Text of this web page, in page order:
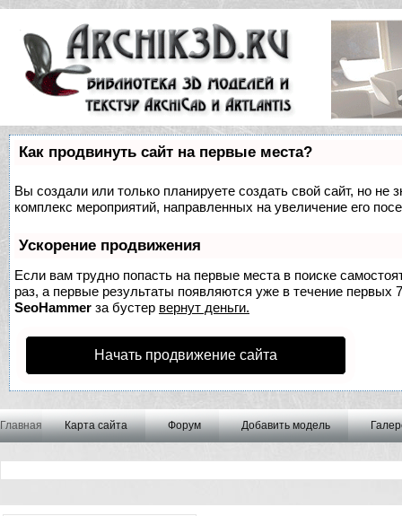
Как продвинуть сайт на первые места?
Вы создали или только планируете создать свой сайт, но не
комплекс мероприятий, направленных на увеличение его
Ускорение продвижения
Если вам трудно попасть на первые места в поиске
раз, а первые результаты появляются уже в течение первых
SeoHammer за бустер вернут деньги.
Начать продвижение сайта
Главная Карта сайта Форум Добавить модель